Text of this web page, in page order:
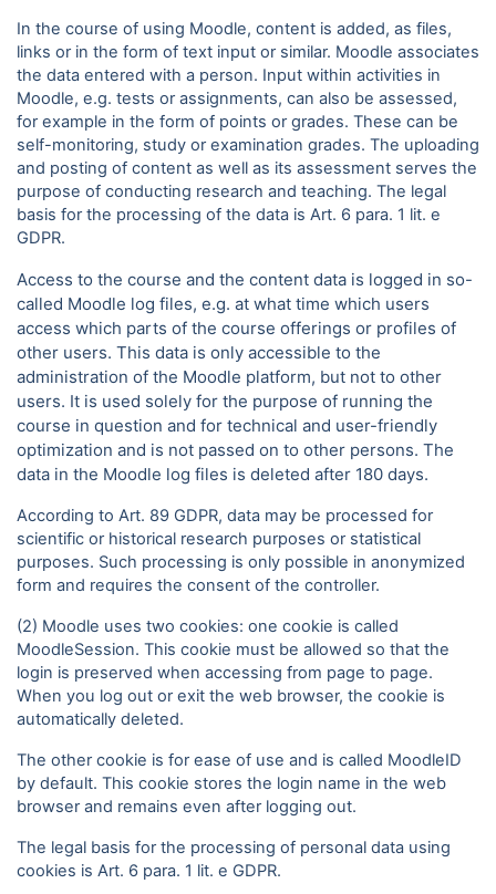
In the course of using Moodle, content is added, as files,
links or in the form of text input or similar. Moodle associates
the data entered with a person. Input within activities in
Moodle, e.g. tests or assignments, can also be assessed,
for example in the form of points or grades. These can be
self-monitoring, study or examination grades. The uploading
and posting of content as well as its assessment serves the
purpose of conducting research and teaching. The legal
basis for the processing of the data is Art. 6 para. 1 lit. e
GDPR.
Access to the course and the content data is logged in so-
called Moodle log files, e.g. at what time which users
access which parts of the course offerings or profiles of
other users. This data is only accessible to the
administration of the Moodle platform, but not to other
users. It is used solely for the purpose of running the
course in question and for technical and user-friendly
optimization and is not passed on to other persons. The
data in the Moodle log files is deleted after 180 days.
According to Art. 89 GDPR, data may be processed for
scientific or historical research purposes or statistical
purposes. Such processing is only possible in anonymized
form and requires the consent of the controller.
(2) Moodle uses two cookies: one cookie is called
MoodleSession. This cookie must be allowed so that the
login is preserved when accessing from page to page.
When you log out or exit the web browser, the cookie is
automatically deleted.
The other cookie is for ease of use and is called MoodleID
by default. This cookie stores the login name in the web
browser and remains even after logging out.
The legal basis for the processing of personal data using
cookies is Art. 6 para. 1 lit. e GDPR.